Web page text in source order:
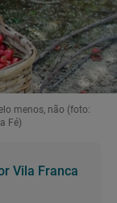
menos, não (foto:
Fé)
Vila Franca